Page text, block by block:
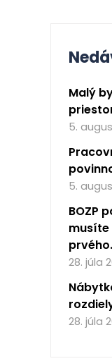
Malý
5.
5.
BOZP
musíte
28. júla
28. júla